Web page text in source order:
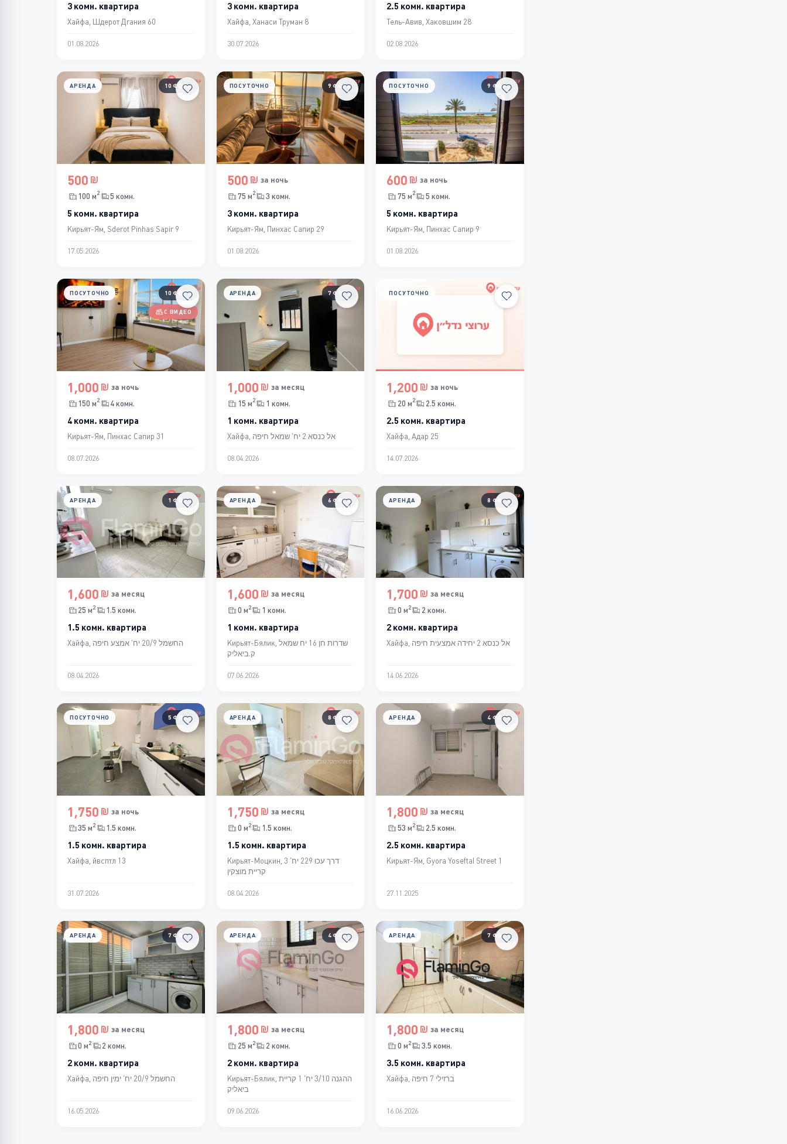
3 комн. квартира
Хайфа, Шдерот Дгания 60
01.08.2026
3 комн. квартира
Хайфа, Ханаси Труман 8
30.07.2026
2.5 комн. квартира
Тель-Авив, Хаковшим 28
02.08.2026
10 ФОТО
АРЕНДА
500
100 м2 5 комн.
5 комн. квартира
Кирьят-Ям, Sderot Pinhas Sapir 9
17.05.2026
9 ФОТО
ПОСУТОЧНО
500
за ночь
75 м2 3 комн.
3 комн. квартира
Кирьят-Ям, Пинхас Сапир 29
01.08.2026
9 ФОТО
ПОСУТОЧНО
600
за ночь
75 м2 5 комн.
5 комн. квартира
Кирьят-Ям, Пинхас Сапир 9
01.08.2026
10 ФОТО
С ВИДЕО
ПОСУТОЧНО
1,000
за ночь
150 м2 4 комн.
4 комн. квартира
Кирьят-Ям, Пинхас Сапир 31
08.07.2026
7 ФОТО
АРЕНДА
1,000
за месяц
15 м2 1 комн.
1 комн. квартира
Хайфа, אל כנסא 2 יח' שמאל חיפה
08.04.2026
ПОСУТОЧНО
1,200
за ночь
20 м2 2.5 комн.
2.5 комн. квартира
Хайфа, Адар 25
14.07.2026
1 ФОТО
АРЕНДА
1,600
за месяц
25 м2 1.5 комн.
1.5 комн. квартира
Хайфа, החשמל 20/9 יח' אמצע חיפה
08.04.2026
6 ФОТО
АРЕНДА
1,600
за месяц
0 м2 1 комн.
1 комн. квартира
Кирьят-Бялик, שדרות חן 16 יח שמאל
ק.ביאליק
07.06.2026
8 ФОТО
АРЕНДА
1,700
за месяц
0 м2 2 комн.
2 комн. квартира
Хайфа, אל כנסא 2 יחידה אמצעית חיפה
14.06.2026
5 ФОТО
ПОСУТОЧНО
1,750
за ночь
35 м2 1.5 комн.
1.5 комн. квартира
Хайфа, йвсптл 13
31.07.2026
8 ФОТО
АРЕНДА
1,750
за месяц
0 м2 1.5 комн.
1.5 комн. квартира
Кирьят-Моцкин, דרך עכו 229 יח' 3
קריית מוצקין
08.04.2026
4 ФОТО
АРЕНДА
1,800
за месяц
53 м2 2.5 комн.
2.5 комн. квартира
Кирьят-Ям, Gyora Yoseftal Street 1
27.11.2025
7 ФОТО
АРЕНДА
1,800
за месяц
0 м2 2 комн.
2 комн. квартира
Хайфа, החשמל 20/9 יח' ימין חיפה
16.05.2026
4 ФОТО
АРЕНДА
1,800
за месяц
25 м2 2 комн.
2 комн. квартира
Кирьят-Бялик, ההגנה 3/10 יח' 1 קריית
ביאליק
09.06.2026
7 ФОТО
АРЕНДА
1,800
за месяц
0 м2 3.5 комн.
3.5 комн. квартира
Хайфа, ברזילי 7 חיפה
16.06.2026